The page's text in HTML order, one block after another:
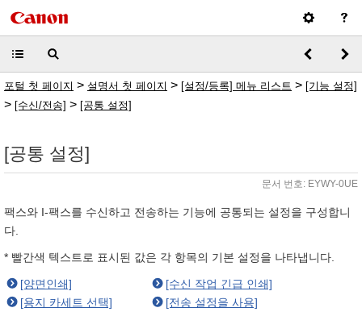
포털 첫 페이지 > 설명서 첫 페이지 > [설정/등록] 메뉴 리스트 > [기능 설정]
> [수신/전송] > [공통 설정]
[공통 설정]
문서 번호: EYWY-0UE
팩스와 I-팩스를 수신하고 전송하는 기능에 공통되는 설정을 구성합니
다.
* 빨간색 텍스트로 표시된 값은 각 항목의 기본 설정을 나타냅니다.
[양면인쇄]
[용지 카세트 선택]
[수신 작업 긴급 인쇄]
[전송 설정을 사용]